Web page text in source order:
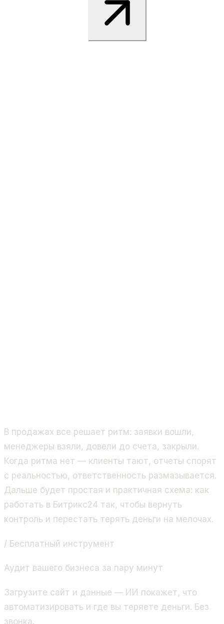
В продажах все решает ритм: заявки вошли,
менеджеры взяли, довели до счета, закрыли.
Когда ритма нет — клиенты тают, отчеты спорят
с реальностью, ответственность размазывается.
Дальше будет простая и практичная схема: как
работать в Битрикс24 так, чтобы вернуть
контроль и перестать терять деньги на мелочах.
/ Бесплатный инструмент
Аудит вашего бизнеса за пару минут
Загрузите сайт и данные — ИИ покажет, что
автоматизировать и где вы теряете деньги. Без
звонка.